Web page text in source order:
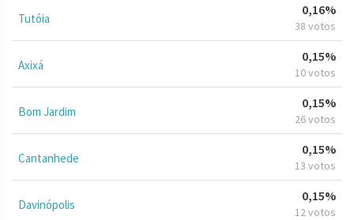
Tutóia
0,16%
38 votos
Axixá
0,15%
10 votos
Bom Jardim
0,15%
26 votos
Cantanhede
0,15%
13 votos
Davinópolis
0,15%
12 votos